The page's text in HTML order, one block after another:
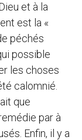
et à la
est la «
péchés
possible
les choses
calomnié.
que
par à
Enfin, il y a